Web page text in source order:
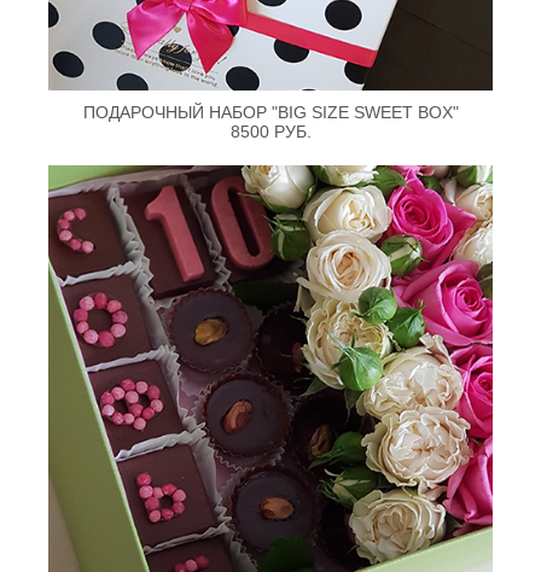
ПОДАРОЧНЫЙ НАБОР "BIG SIZE SWEET BOX"
8500 РУБ.